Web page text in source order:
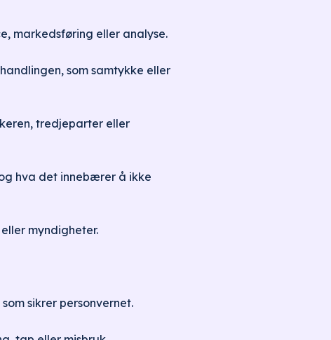
markedsføring eller analyse.
som samtykke eller
tredjeparter eller
hva det innebærer å ikke
myndigheter.
sikrer personvernet.